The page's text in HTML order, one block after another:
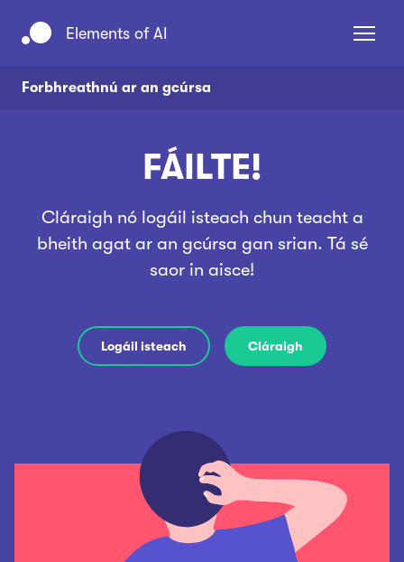
Elements of AI
Sínigh isteach Cláraigh
Forbhreathnú ar an gcúrsa
FÁILTE!
Cláraigh nó logáil isteach chun teacht a
bheith agat ar an gcúrsa gan srian. Tá sé
saor in aisce!
Logáil isteach Cláraigh